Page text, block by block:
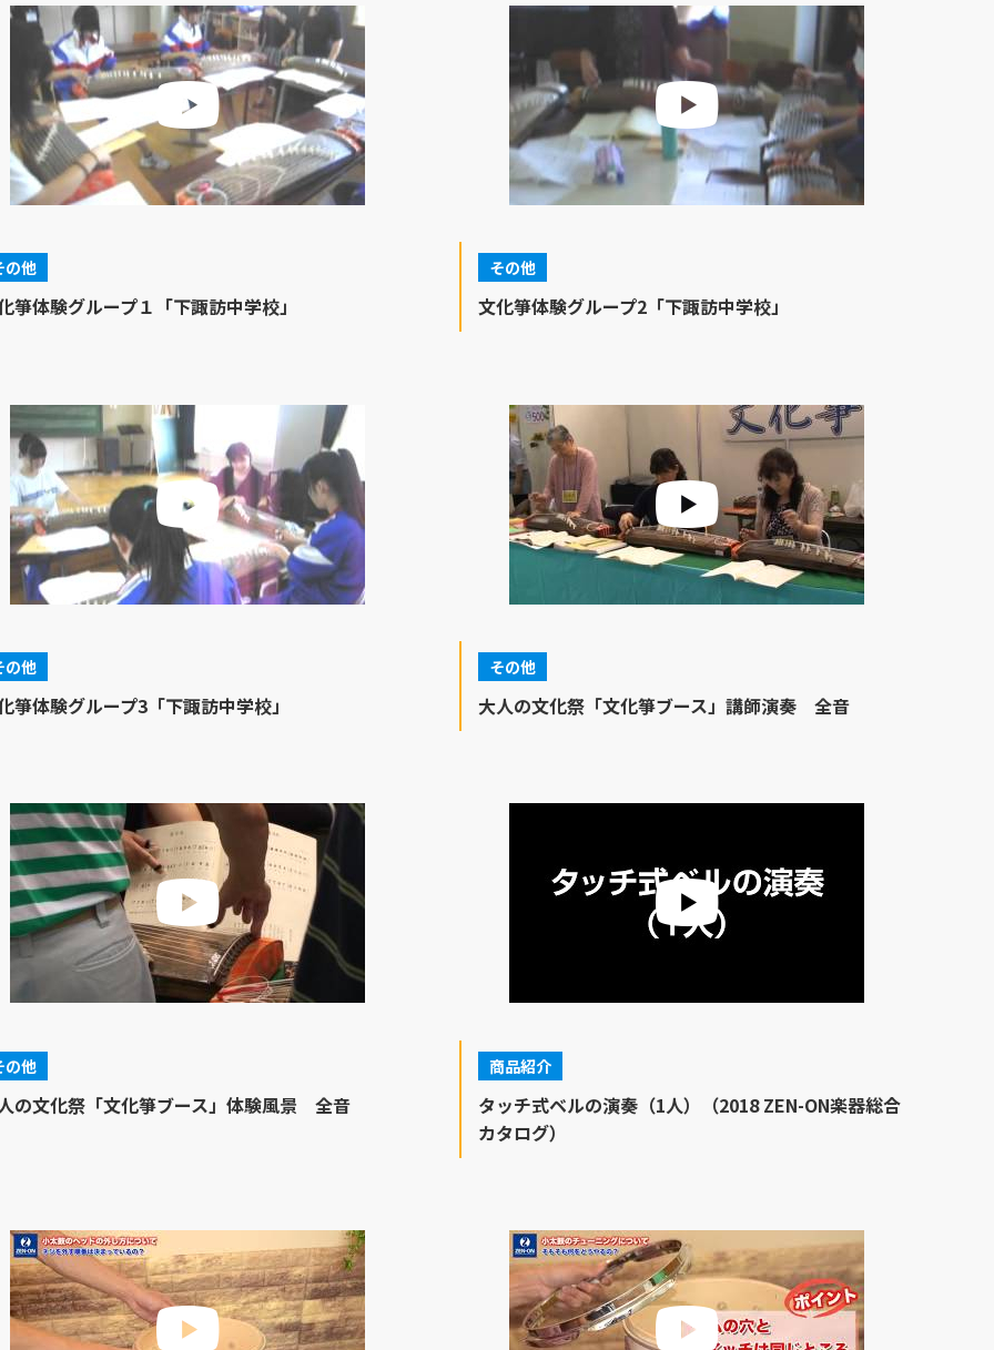
の他
箏体験グループ１「下諏訪中学校」
その他
文化箏体験グループ2「下諏訪中学校」
の他
箏体験グループ3「下諏訪中学校」
その他
大人の文化祭「文化箏ブース」講師演奏 全音
の他
の文化祭「文化箏ブース」体験風景 全音
商品紹介
タッチ式ベルの演奏（1人）（2018 ZEN-ON楽器総合
カタログ）